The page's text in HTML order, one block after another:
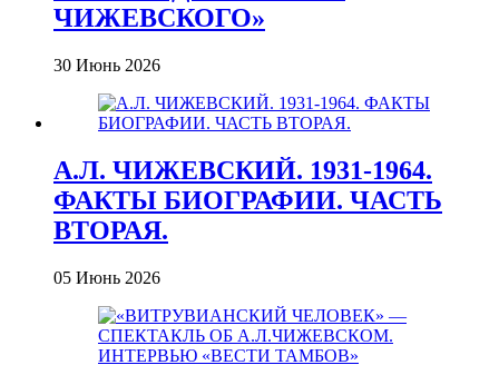
ЧИЖЕВСКОГО»
30 Июнь 2026
А.Л. ЧИЖЕВСКИЙ. 1931-1964.
ФАКТЫ БИОГРАФИИ. ЧАСТЬ
ВТОРАЯ.
05 Июнь 2026